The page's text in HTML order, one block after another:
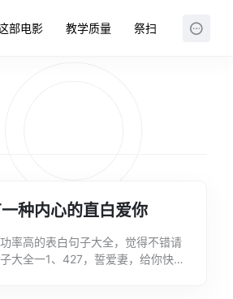
部电影 教学质量 祭扫
种内心的直白爱你
率高的表白句子大全，觉得不错请
大全一1、427，誓爱妻，给你快乐